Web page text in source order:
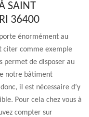
SAINT
36400
énormément au
citer comme exemple
permet de disposer au
notre bâtiment
il est nécessaire d’y
Pour cela chez vous à
compter sur